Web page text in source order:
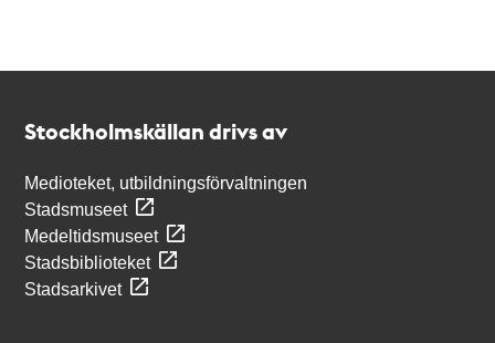
Stockholmskällan drivs av
Medioteket, utbildningsförvaltningen
Stadsmuseet
Medeltidsmuseet
Stadsbiblioteket
Stadsarkivet